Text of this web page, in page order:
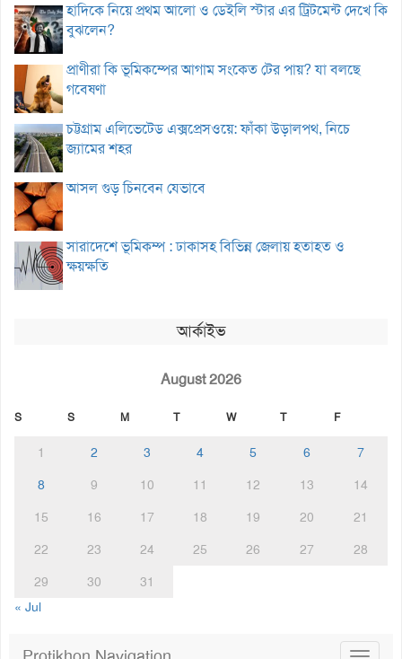
হাদিকে নিয়ে প্রথম আলো ও ডেইলি স্টার এর ট্রিটমেন্ট দেখে কি
বুঝলেন?
প্রাণীরা কি ভূমিকম্পের আগাম সংকেত টের পায়? যা বলছে
গবেষণা
চট্টগ্রাম এলিভেটেড এক্সপ্রেসওয়ে: ফাঁকা উড়ালপথ, নিচে
জ্যামের শহর
আসল গুড় চিনবেন যেভাবে
সারাদেশে ভূমিকম্প : ঢাকাসহ বিভিন্ন জেলায় হতাহত ও
ক্ষয়ক্ষতি
আর্কাইভ
August 2026
S S M T W T F
1 2 3 4 5 6
7
8
9 10 11 12 13
14
15
16 17 18 19 20
21
22
23 24 25 26 27
28
29
30
31
« Jul